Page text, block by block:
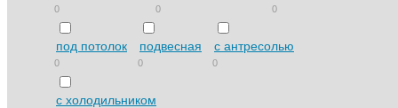
0 0 0
под потолок
0
подвесная
0
с антресолью
0
с холодильником